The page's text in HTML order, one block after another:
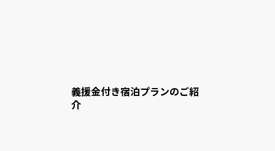
義援金付き宿泊プランのご紹
介